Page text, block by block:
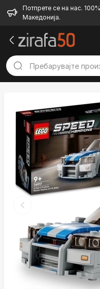
Потпрете се на нас.
Македонија.